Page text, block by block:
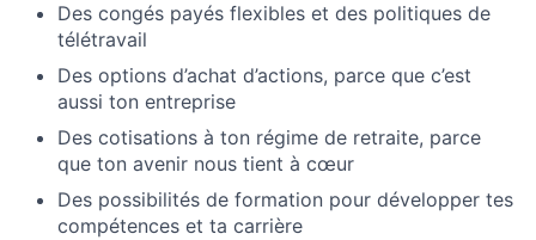
Des congés payés flexibles et des politiques de
télétravail
Des options d’achat d’actions, parce que c’est
aussi ton entreprise
Des cotisations à ton régime de retraite, parce
que ton avenir nous tient à cœur
Des possibilités de formation pour développer tes
compétences et ta carrière